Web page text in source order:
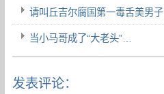
请叫丘吉尔腐国第一毒舌美男子
当小马哥成了“大老头”…
发表评论：